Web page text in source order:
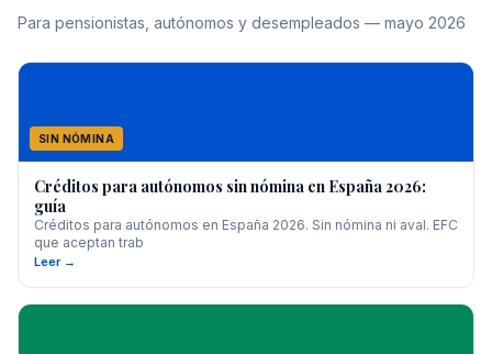
Para pensionistas, autónomos y desempleados — mayo 2026
SIN NÓMINA
Créditos para autónomos sin nómina en España 2026:
guía
Créditos para autónomos en España 2026. Sin nómina ni aval. EFC
que aceptan trab
Leer →